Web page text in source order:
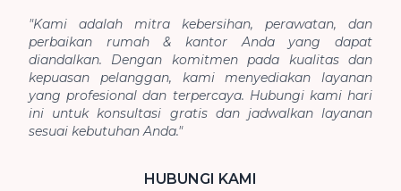
"Kami adalah mitra kebersihan, perawatan, dan
perbaikan rumah & kantor Anda yang dapat
diandalkan. Dengan komitmen pada kualitas dan
kepuasan pelanggan, kami menyediakan layanan
yang profesional dan terpercaya. Hubungi kami hari
ini untuk konsultasi gratis dan jadwalkan layanan
sesuai kebutuhan Anda."
HUBUNGI KAMI